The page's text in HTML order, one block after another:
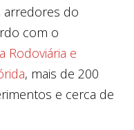
arredores do
com o
Rodoviária e
, mais de 200
e cerca de